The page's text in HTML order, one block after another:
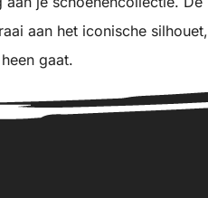
aan het iconische silhouet,
gaat.